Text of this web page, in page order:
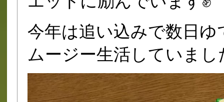
今年は追い込みで数日
ムージー生活していま